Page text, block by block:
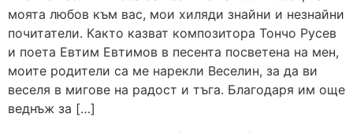
моята любов към вас, мои хиляди знайни и незнайни
почитатели. Както казват композитора Тончо Русев
и поета Евтим Евтимов в песента посветена на мен,
моите родители са ме нарекли Веселин, за да ви
веселя в мигове на радост и тъга. Благодаря им още
веднъж за […]